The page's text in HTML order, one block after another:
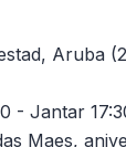
Aruba
- Jantar
Maes,